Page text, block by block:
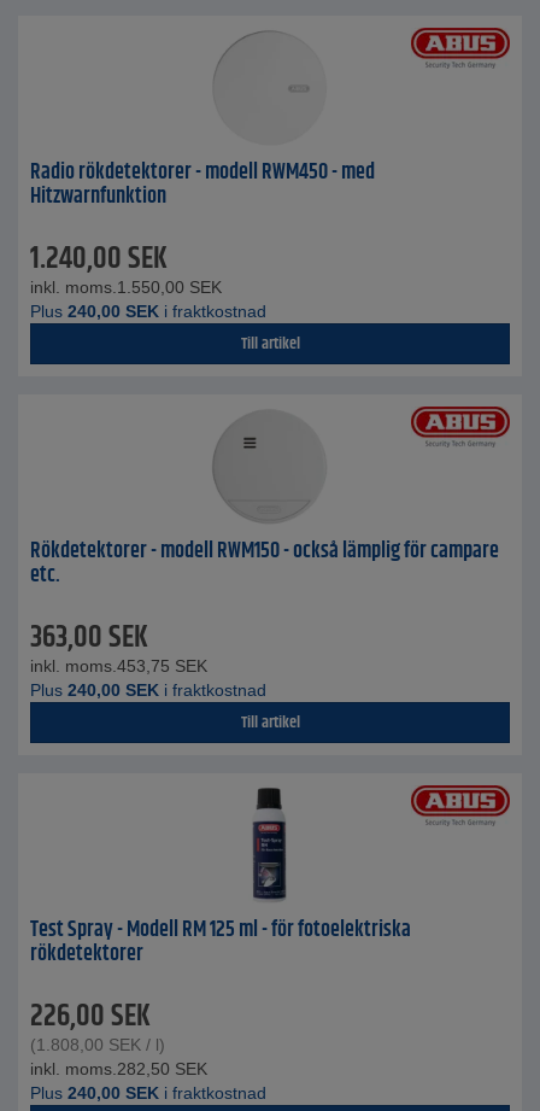
Radio rökdetektorer - modell RWM450 - med
Hitzwarnfunktion
1.240,00SEK
inkl. moms. 1.550,00 SEK
Plus 240,00 SEK i fraktkostnad
Till artikel
Rökdetektorer - modell RWM150 - också lämplig för campare
etc.
363,00SEK
inkl. moms. 453,75 SEK
Plus 240,00 SEK i fraktkostnad
Till artikel
Test Spray - Modell RM 125 ml - för fotoelektriska
rökdetektorer
226,00SEK
(1.808,00 SEK / l)
inkl. moms. 282,50 SEK
Plus 240,00 SEK i fraktkostnad